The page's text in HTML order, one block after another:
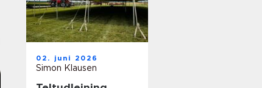
02. juni 2026
Simon Klausen